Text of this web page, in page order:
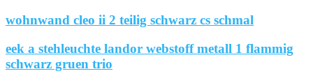
wohnwand cleo ii 2 teilig schwarz cs schmal
eek a stehleuchte landor webstoff metall 1 flammig
schwarz gruen trio